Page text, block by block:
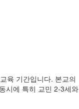
육 기간입니다. 본교의
시에 특히 교민 2-3세와